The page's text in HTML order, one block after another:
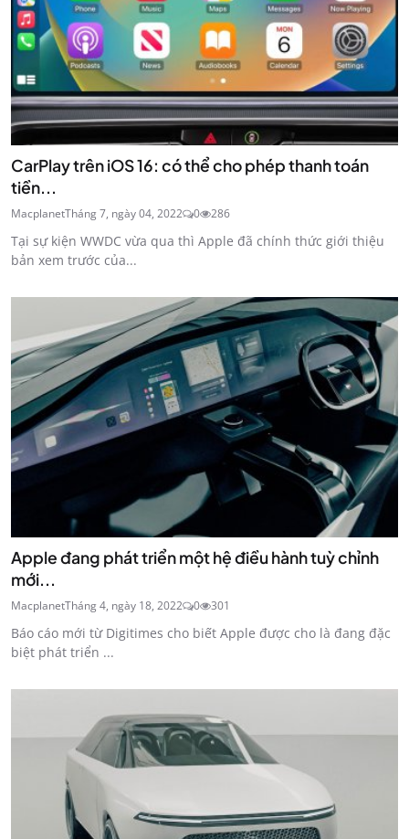
CarPlay trên iOS 16: có thể cho phép thanh toán
tiền...
MacplanetTháng 7, ngày 04, 2022 0 286
Tại sự kiện WWDC vừa qua thì Apple đã chính thức giới thiệu
bản xem trước của...
Apple đang phát triển một hệ điều hành tuỳ chỉnh
mới...
MacplanetTháng 4, ngày 18, 2022 0 301
Báo cáo mới từ Digitimes cho biết Apple được cho là đang đặc
biệt phát triển ...